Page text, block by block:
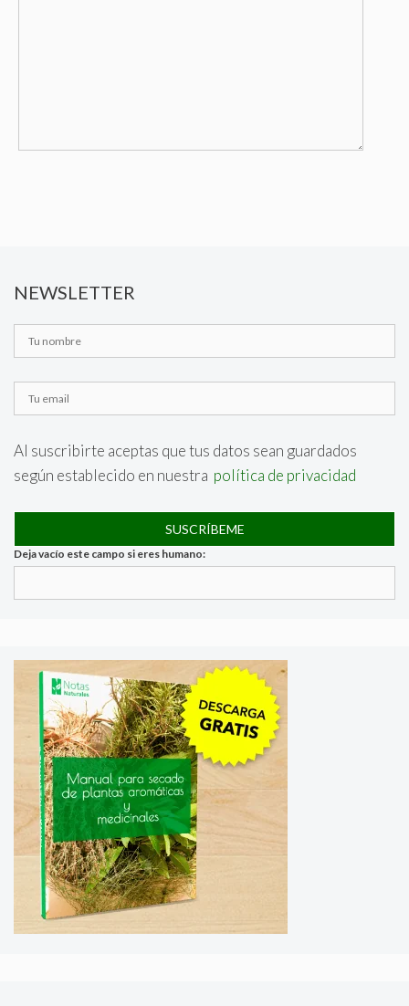
NEWSLETTER
Al suscribirte aceptas que tus datos sean guardados
según establecido en nuestra política de privacidad
Deja vacío este campo si eres humano: